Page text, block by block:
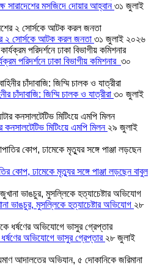
সারাদেশের মসজিদে দোয়ার আহ্বান৩১ জুলাই
২ সোর্সকে আটক করল জনতা ৩১ জুলাই ২০২৬
পরিদর্শনে ঢাকা বিভাগীয় কমিশনার ৩০
চাঁদাবাজি: জিম্মি চালক ও যাত্রীরা ৩০ জুলাই
কনসালটেটিভ মিটিংয়ে এমপি মিলন ২৯ জুলাই
কোপ, ঢামেকে মৃত্যুর সঙ্গে পাঞ্জা লড়ছেন বাবুল
ভাঙচুর, মুসল্লিকে হত্যাচেষ্টার অভিযোগ ২৮
ধর্ষণের অভিযোগে ভাসুর গ্রেপ্তার ২৮ জুলাই